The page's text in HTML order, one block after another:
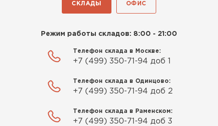
СКЛАДЫ ОФИС
Режим работы складов: 8:00 - 21:00
Телефон склада в Москве:
+7 (499) 350-71-94 доб 1
Телефон склада в Одинцово:
+7 (499) 350-71-94 доб 2
Телефон склада в Раменском:
+7 (499) 350-71-94 доб 3